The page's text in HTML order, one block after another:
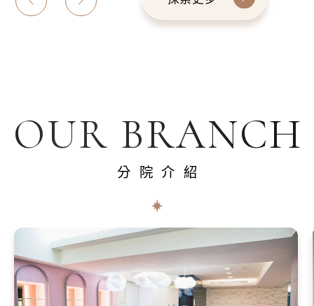
OUR BRANCH
分院介紹